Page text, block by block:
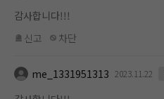
감사합니다!!!
신고
차단
me_1331951313 2023.11.22